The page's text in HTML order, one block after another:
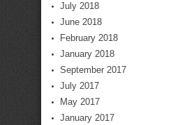
July 2018
June 2018
February 2018
January 2018
September 2017
July 2017
May 2017
January 2017